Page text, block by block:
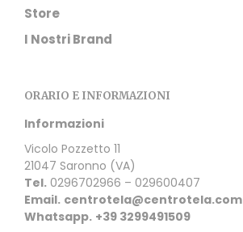
Store
I Nostri Brand
ORARIO E INFORMAZIONI
Informazioni
Vicolo Pozzetto 11
21047 Saronno (VA)
Tel. 0296702966 – 029600407
Email. centrotela@centrotela.com
Whatsapp. +39 3299491509